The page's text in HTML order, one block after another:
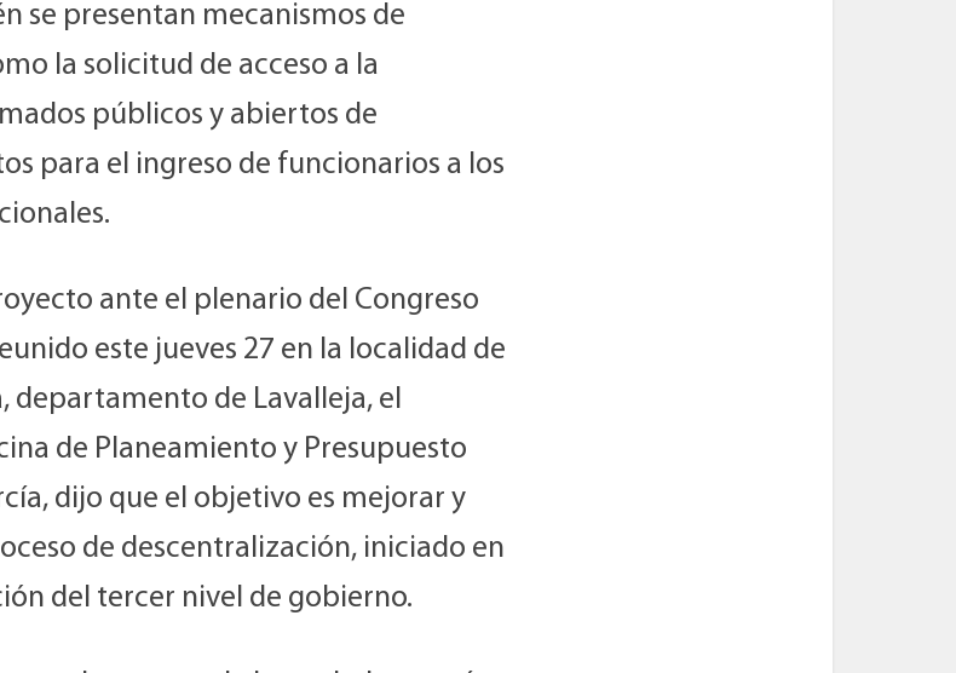
se presentan mecanismos de
la solicitud de acceso a la
públicos y abiertos de
para el ingreso de funcionarios a los
ante el plenario del Congreso
este jueves 27 en la localidad de
departamento de Lavalleja, el
de Planeamiento y Presupuesto
dijo que el objetivo es mejorar y
de descentralización, iniciado en
del tercer nivel de gobierno.